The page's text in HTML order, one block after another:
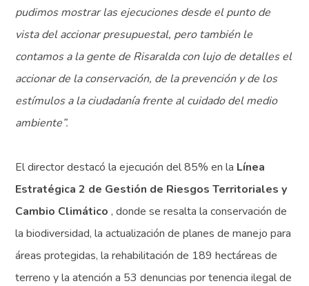
pudimos mostrar las ejecuciones desde el punto de
vista del accionar presupuestal, pero también le
contamos a la gente de Risaralda con lujo de detalles el
accionar de la conservación, de la prevención y de los
estímulos a la ciudadanía frente al cuidado del medio
ambiente”.
El director destacó la ejecución del 85% en la Línea
Estratégica 2 de Gestión de Riesgos Territoriales y
Cambio Climático , donde se resalta la conservación de
la biodiversidad, la actualización de planes de manejo para
áreas protegidas, la rehabilitación de 189 hectáreas de
terreno y la atención a 53 denuncias por tenencia ilegal de